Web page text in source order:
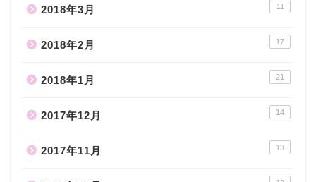
2018年3月 11
2018年2月 17
2018年1月 21
2017年12月 14
2017年11月 13